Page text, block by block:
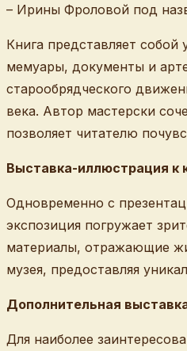
– Ирины Фроловой под
Книга представляет
мемуары, документы и
старообрядческого
века. Автор мастерски
позволяет читателю
Выставка-иллюстрация к
Одновременно с
экспозиция погружает
материалы, отражающие
музея, предоставляя
Дополнительная
Для наиболее